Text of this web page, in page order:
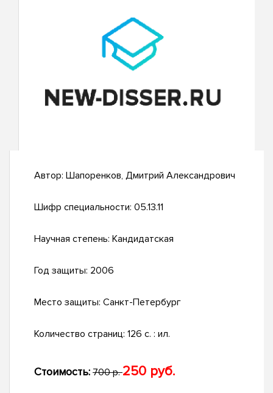
Автор: Шапоренков, Дмитрий Александрович
Шифр специальности: 05.13.11
Научная степень: Кандидатская
Год защиты: 2006
Место защиты: Санкт-Петербург
Количество страниц: 126 с. : ил.
Стоимость: 700 р.250 руб.